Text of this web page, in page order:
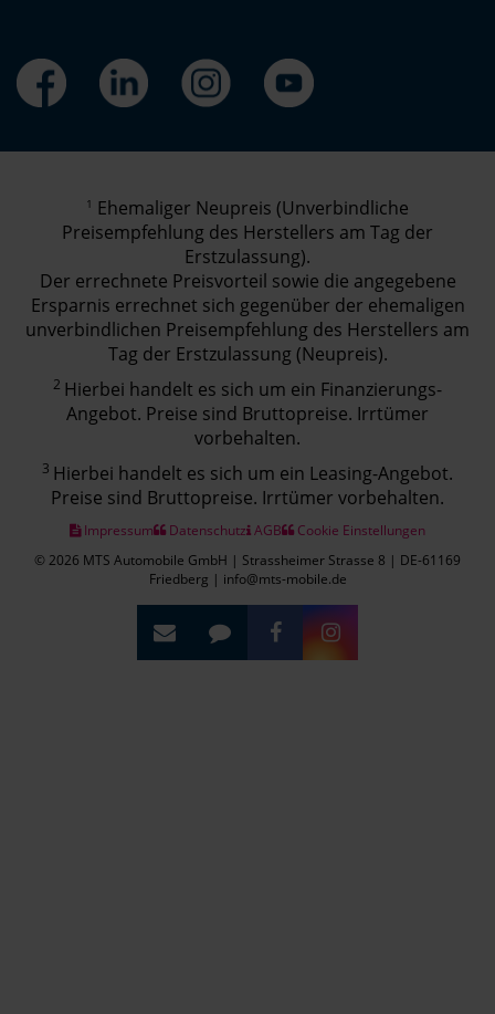
1 Ehemaliger Neupreis (Unverbindliche
Preisempfehlung des Herstellers am Tag der
Erstzulassung).
Der errechnete Preisvorteil sowie die angegebene
Ersparnis errechnet sich gegenüber der ehemaligen
unverbindlichen Preisempfehlung des Herstellers am
Tag der Erstzulassung (Neupreis).
2 Hierbei handelt es sich um ein Finanzierungs-
Angebot. Preise sind Bruttopreise. Irrtümer
vorbehalten.
3 Hierbei handelt es sich um ein Leasing-Angebot.
Preise sind Bruttopreise. Irrtümer vorbehalten.
Impressum Datenschutz AGB
Cookie Einstellungen
© 2026 MTS Automobile GmbH | Strassheimer Strasse 8 | DE-61169
Friedberg | info@mts-mobile.de